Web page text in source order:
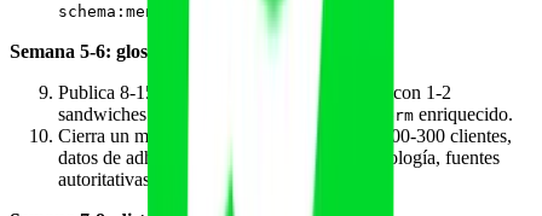
schema:mentions schema:about
Semana 5-6: glosario y estudios propios
Publica 8-15 entradas de glosario, cada una con 1-2
sandwiches en cuerpo y schema
DefinedTerm enriquecido.
Cierra un mini-estudio interno (encuesta a 100-300 clientes,
datos de adherencia) y publícalo con metodología, fuentes
autoritativas y co-mención de tu marca.